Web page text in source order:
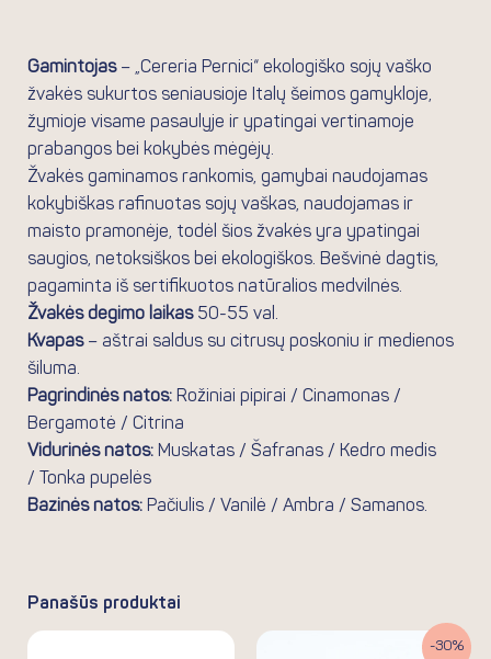
Gamintojas– „Cereria Pernici“ ekologiško sojų vaško
žvakės sukurtos seniausioje Italų šeimos gamykloje,
žymioje visame pasaulyje ir ypatingai vertinamoje
prabangos bei kokybės mėgėjų.
Žvakės gaminamos rankomis, gamybai naudojamas
kokybiškas rafinuotas sojų vaškas, naudojamas ir
maisto pramonėje, todėl šios žvakės yra ypatingai
saugios, netoksiškos bei ekologiškos. Bešvinė dagtis,
pagaminta iš sertifikuotos natūralios medvilnės.
Žvakės degimo laikas50-55 val.
Kvapas– aštrai saldus su citrusų poskoniu ir medienos
šiluma.
Pagrindinės natos: Rožiniai pipirai / Cinamonas /
Bergamotė / Citrina
Vidurinės natos: Muskatas / Šafranas / Kedro medis
/ Tonka pupelės
Bazinės natos: Pačiulis / Vanilė / Ambra / Samanos.
Panašūs produktai
-30%